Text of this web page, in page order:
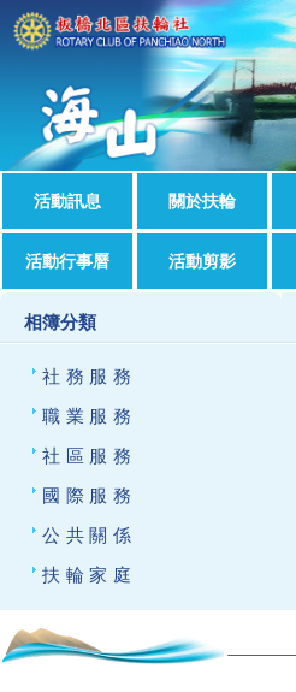
活動訊息 關於扶輪
活動行事曆 活動剪影
相簿分類
社務服務
職業服務
社區服務
國際服務
公共關係
扶輪家庭